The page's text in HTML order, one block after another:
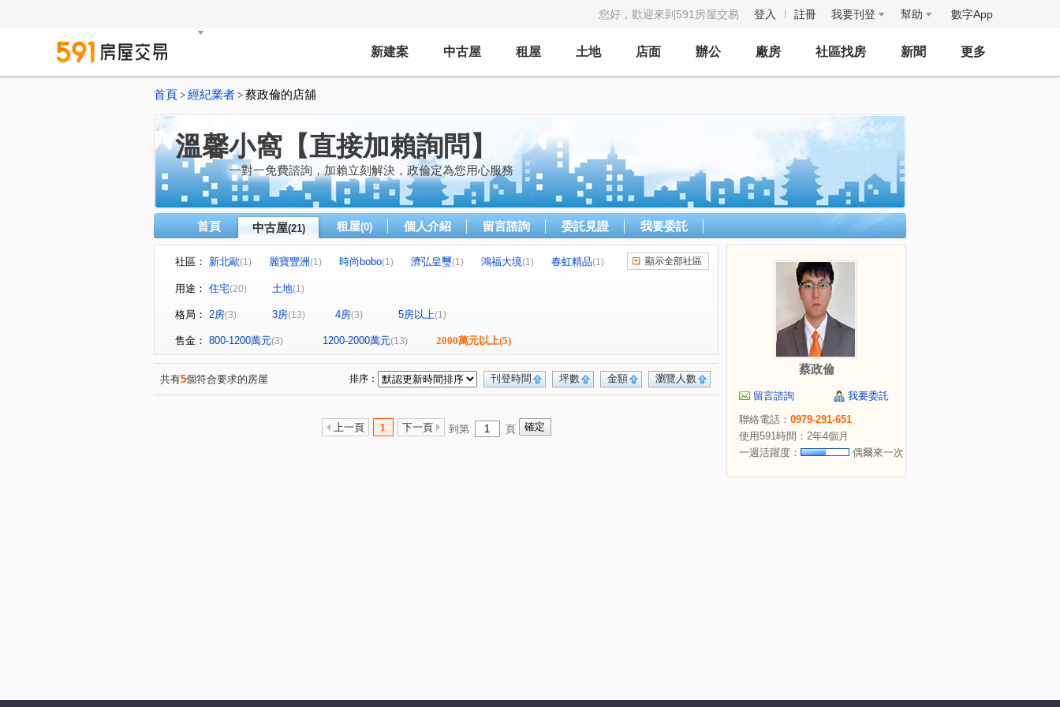
您好，歡迎來到591房屋交易 登入 註冊 我要刊登 幫助 數字App
新建案 中古屋 租屋 土地 店面 辦公 廠房 社區找房 新聞 更多
首頁 > 經紀業者 > 蔡政倫的店舖
溫馨小窩【直接加賴詢問】
一對一免費諮詢，加賴立刻解決，政倫定為您用心服務
首頁 中古屋(21) 租屋(0) 個人介紹 留言諮詢 委託見證 我要委託
社區： 新北歐(1) 麗寶豐洲(1) 時尚bobo(1) 濟弘皇璽(1) 鴻福大境(1) 春虹精品(1)
漢東敦美 僑愛新村D區
爵士堡NO5貝多芬(1) 捷市匯(1) 源美學(1) 國強一街
仁德路(2) 民族路 內定二十二街(1) 大忠街(1) 壽昌街(1)
民族路二段(1) 忠勇七街(1) 大華五街(1) 豐德二路(1) 廣豐路(1)
仁和路二段(1) 豐田三路(1) 中園路(1) 正福一街 (1)
鳳吉四街(1)
顯示全部社區
用途： 住宅(20) 土地(1)
格局： 2房(3) 3房(13) 4房(3) 5房以上(1)
售金： 800-1200萬元(3) 1200-2000萬元(13) 2000萬元以上(5)
共有5個符合要求的房屋 瀏覽人數
金額
坪數
刊登時間
排序：
上一頁 1 下一頁 到第 頁
蔡政倫
留言諮詢
我要委託
聯絡電話： 0979-291-651
使用591時間：2年4個月
一週活躍度：
偶爾來一次